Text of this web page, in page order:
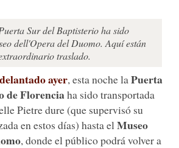
Sur del Baptisterio ha sido
dell'Opera del Duomo. Aquí están
traslado.
ayer, esta noche la Puerta
de Florenciaha sido transportada
Pietre dure (que supervisó su
en estos días) hasta el Museo
, donde el público podrá volver a